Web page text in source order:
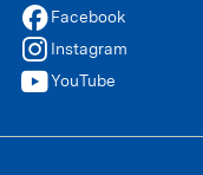
facebookFacebook
instagram Instagram
youtubeYouTube